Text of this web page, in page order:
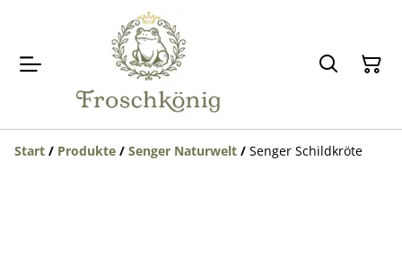
Start / Produkte / Senger Naturwelt / Senger Schildkröte